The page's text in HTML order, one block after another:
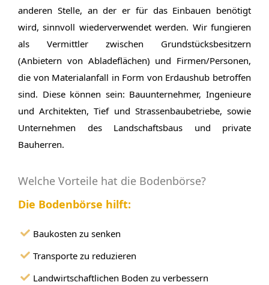
anderen Stelle, an der er für das Einbauen benötigt
wird, sinnvoll wiederverwendet werden. Wir fungieren
als Vermittler zwischen Grundstücksbesitzern
(Anbietern von Abladeflächen) und Firmen/Personen,
die von Materialanfall in Form von Erdaushub betroffen
sind. Diese können sein: Bauunternehmer, Ingenieure
und Architekten, Tief und Strassenbaubetriebe, sowie
Unternehmen des Landschaftsbaus und private
Bauherren.
Welche Vorteile hat die Bodenbörse?
Die Bodenbörse hilft:
Baukosten zu senken
Transporte zu reduzieren
Landwirtschaftlichen Boden zu verbessern